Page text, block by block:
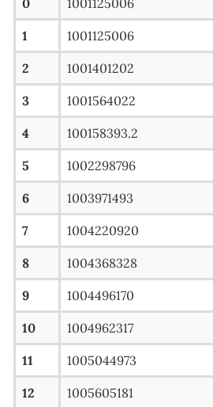
1 1001125006
2 1001401202
3 1001564022
4 100158393.2
5 1002298796
6 1003971493
7 1004220920
8 1004368328
9 1004496170
10 1004962317
11 1005044973
12 1005605181